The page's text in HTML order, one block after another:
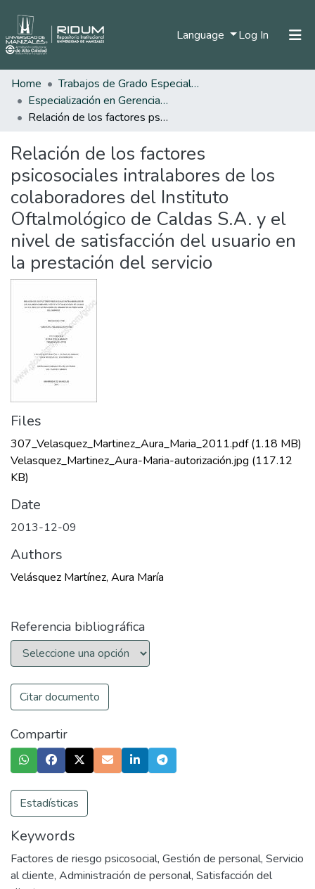
Language Log In (current)
Home
Trabajos de Grado Especializaciones
Especialización en Gerencia del Talento Humano
Relación de los factores psicosociales intralabores de los colaboradores del Instituto Oftalmológico de Caldas S.A. y el nivel de satisfacción del usuario en la prestación del servicio
Relación de los factores
psicosociales intralabores de los
colaboradores del Instituto
Oftalmológico de Caldas S.A. y el
nivel de satisfacción del usuario en
la prestación del servicio
Files
307_Velasquez_Martinez_Aura_Maria_2011.pdf(1.18 MB)
Velasquez_Martinez_Aura-Maria-autorización.jpg (117.12
KB)
Date
2013-12-09
Authors
Velásquez Martínez, Aura María
Referencia bibliográfica
Citar documento
Compartir
Estadísticas
Keywords
Factores de riesgo psicosocial, Gestión de personal, Servicio
al cliente, Administración de personal, Satisfacción del